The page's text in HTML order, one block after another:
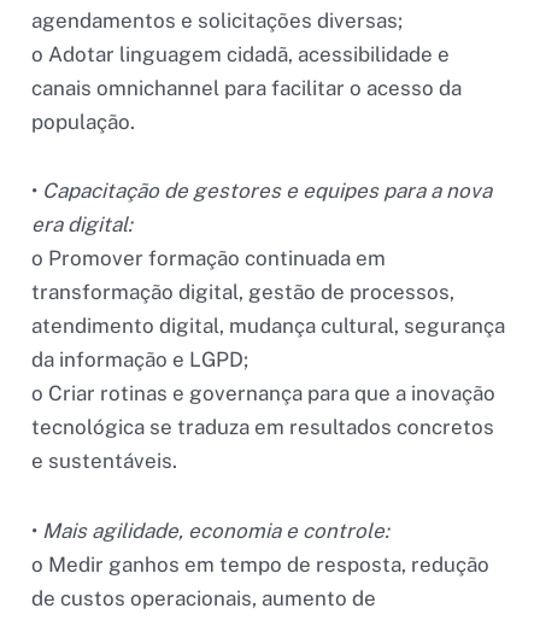
agendamentos e solicitações diversas;
o Adotar linguagem cidadã, acessibilidade e
canais omnichannel para facilitar o acesso da
população.
• Capacitação de gestores e equipes para a nova
era digital:
o Promover formação continuada em
transformação digital, gestão de processos,
atendimento digital, mudança cultural, segurança
da informação e LGPD;
o Criar rotinas e governança para que a inovação
tecnológica se traduza em resultados concretos
e sustentáveis.
• Mais agilidade, economia e controle:
o Medir ganhos em tempo de resposta, redução
de custos operacionais, aumento de